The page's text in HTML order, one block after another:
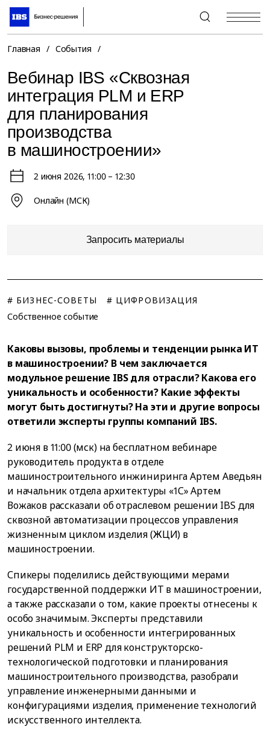
+7 (495) 967-80-80
Главная / События /
Вебинар IBS «Сквозная
интеграция PLM и ERP
для планирования
производства
в машиностроении»
2 июня 2026, 11:00 – 12:30
Онлайн (МСК)
Запросить материалы
# БИЗНЕС-СОВЕТЫ
# ЦИФРОВИЗАЦИЯ
Собственное событие
Каковы вызовы, проблемы и тенденции рынка ИТ
в машиностроении? В чем заключается
модульное решение IBS для отрасли? Какова его
уникальность и особенности? Какие эффекты
могут быть достигнуты? На эти и другие вопросы
ответили эксперты группы компаний IBS.
2 июня в 11:00 (мск) на бесплатном вебинаре
руководитель продукта в отделе
машиностроительного инжиниринга Артем Аведьян
и начальник отдела архитектуры «1С» Артем
Вожаков рассказали об отраслевом решении IBS для
сквозной автоматизации процессов управления
жизненным циклом изделия (ЖЦИ) в
машиностроении.
Спикеры поделились действующими мерами
государственной поддержки ИТ в машиностроении,
а также рассказали о том, какие проекты отнесены к
особо значимым. Эксперты представили
уникальность и особенности интегрированных
решений PLM и ERP для конструкторско-
технологической подготовки и планирования
машиностроительного производства, разобрали
управление инженерными данными и
конфигурациями изделия, применение технологий
искусственного интеллекта.